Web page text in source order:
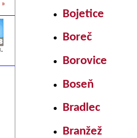
»
Bojetice
Boreč
Borovice
Boseň
Bradlec
Branžež